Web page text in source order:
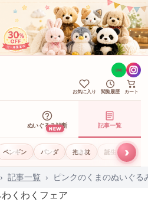
LINE
お気に入り 閲覧履歴 カート
ぬいぐるみ診断
NEW 記事一覧
ペンギン パンダ 抱き枕 誕生日ギフト
›
› 記事一覧 › ピンクのくまのぬいぐ